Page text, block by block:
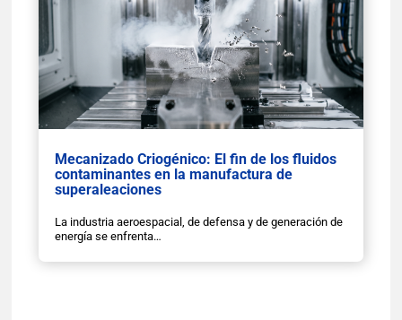
Mecanizado Criogénico: El fin de los fluidos
contaminantes en la manufactura de
superaleaciones
La industria aeroespacial, de defensa y de generación de
energía se enfrenta…